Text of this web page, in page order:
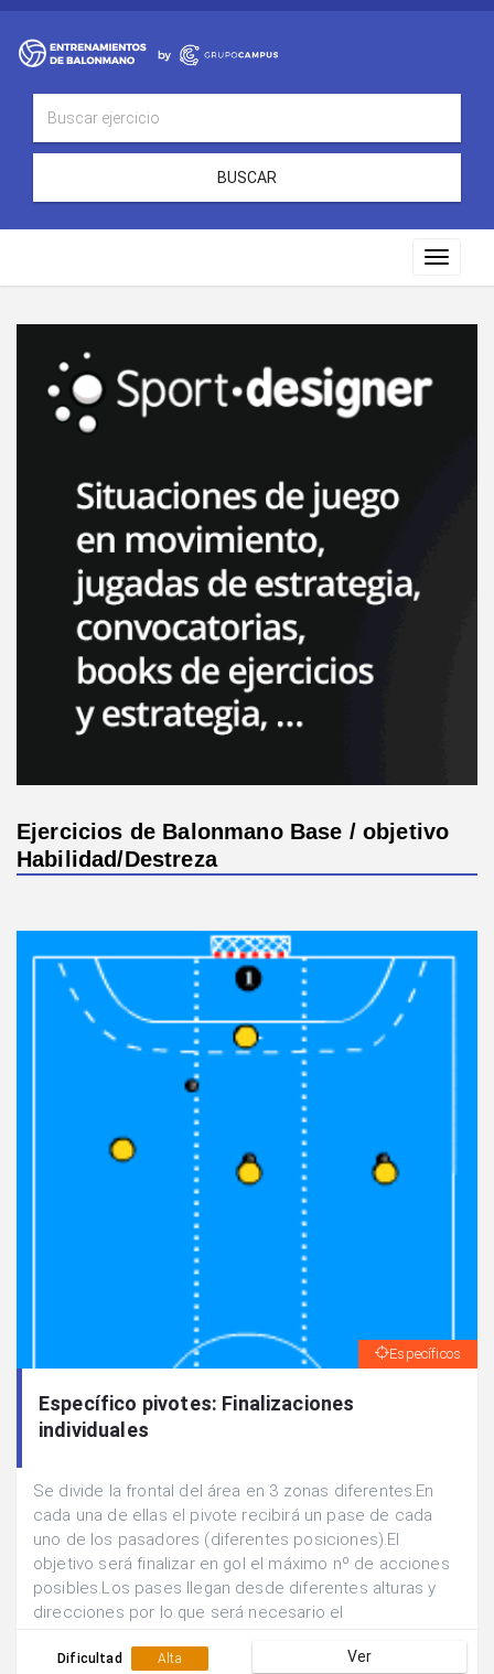
BUSCAR
Toggle
Ejercicios de Balonmano Base / objetivo
Habilidad/Destreza
Específicos
Específico pivotes: Finalizaciones
individuales
Se divide la frontal del área en 3 zonas diferentes.En
cada una de ellas el pivote recibirá un pase de cada
uno de los pasadores (diferentes posiciones).El
objetivo será finalizar en gol el máximo nº de acciones
posibles.Los pases llegan desde diferentes alturas y
direcciones por lo que será necesario el
con rapidez y eficacia.
Dificultad Alta Ver